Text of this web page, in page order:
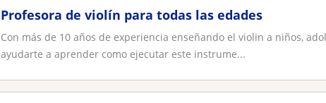
Profesora de violín para todas las edades
Con más de 10 años de experiencia enseñando el violin a niños,
ayudarte a aprender como ejecutar este instrume...